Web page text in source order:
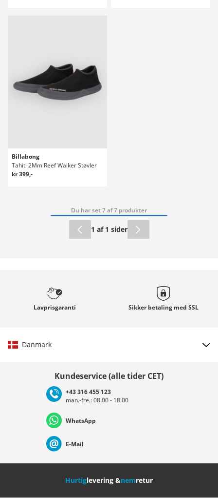
Billabong
Tahiti 2Mm Reef Walker Støvler
kr 399,-
Du har set 7 af 7 produkter
1 af 1 sider
Lavprisgaranti Sikker betaling med SSL
Danmark
Deutschland Österreich
Nederland Italia (Italiano) Italien (Deutsch)
Kundeservice (alle tider CET)
+43 316 455 123
man.-fre.: 08.00 - 18.00
WhatsApp
E-Mail
Hurtiglevering &nemretur